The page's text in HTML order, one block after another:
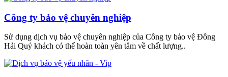
Công ty bảo vệ chuyên nghiệp
Sử dụng dịch vụ bảo vệ chuyên nghiệp của Công ty bảo vệ Đông
Hải Quý khách có thể hoàn toàn yên tâm về chất lượng..